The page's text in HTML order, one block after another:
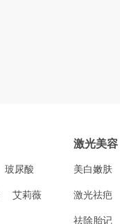
玻尿酸
艾莉薇
激光美容
美白嫩肤
激光祛疤
祛除胎记